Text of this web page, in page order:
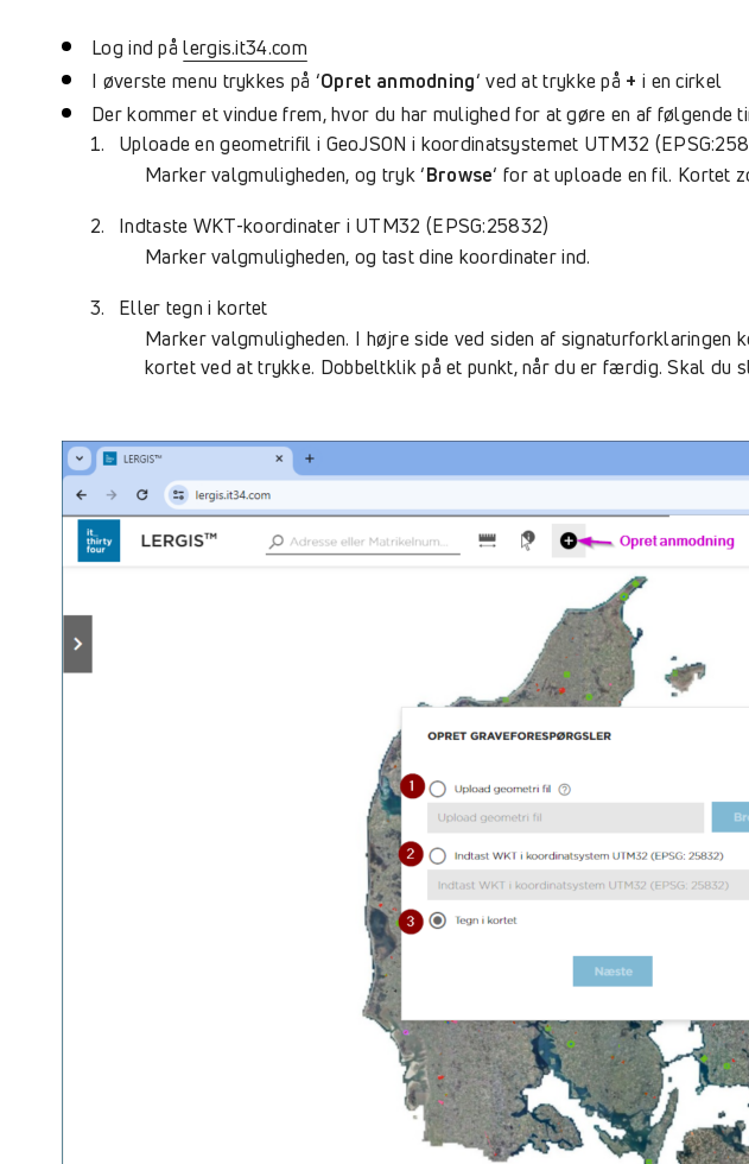
Log ind pålergis.it34.com
I øverste menu trykkes på ‘Opret anmodning‘ ved at trykke på + i en cirkel
Der kommer et vindue frem, hvor du har mulighed for at gøre en af følgende
Uploade en geometrifil i GeoJSON i koordinatsystemet UTM32
Marker valgmuligheden, og tryk ‘Browse‘ for at uploade en fil. Kortet
Indtaste WKT-koordinater i UTM32 (EPSG:25832)
Marker valgmuligheden, og tast dine koordinater ind.
Eller tegn i kortet
Marker valgmuligheden. I højre side ved siden af signaturforklaringen
kortet ved at trykke. Dobbeltklik på et punkt, når du er færdig. Skal du